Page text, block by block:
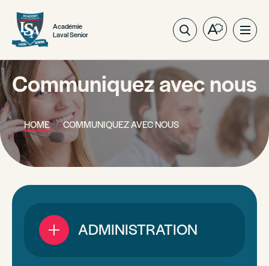
Académie
Laval Senior
Open
Communiquez avec nous
HOME COMMUNIQUEZ AVEC NOUS
ADMINISTRATION